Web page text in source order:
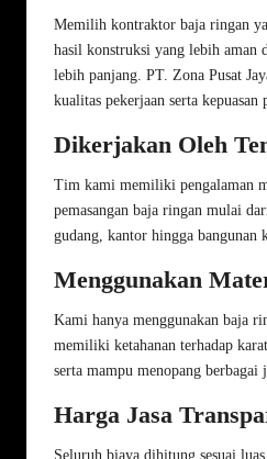
Memilih kontraktor baja ringan
hasil konstruksi yang lebih aman
lebih panjang. PT. Zona Pusat
kualitas pekerjaan serta kepuasan
Dikerjakan Oleh
Tim kami memiliki pengalaman
pemasangan baja ringan mulai
gudang, kantor hingga bangunan
Menggunakan
Kami hanya menggunakan baja
memiliki ketahanan terhadap
serta mampu menopang berbagai
Harga Jasa
Seluruh biaya dihitung sesuai